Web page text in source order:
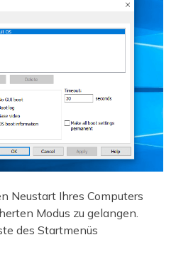
Neustart Ihres Computers
Modus zu gelangen.
des Startmenüs